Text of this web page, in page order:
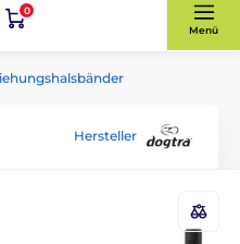
0
Menü
Hersteller